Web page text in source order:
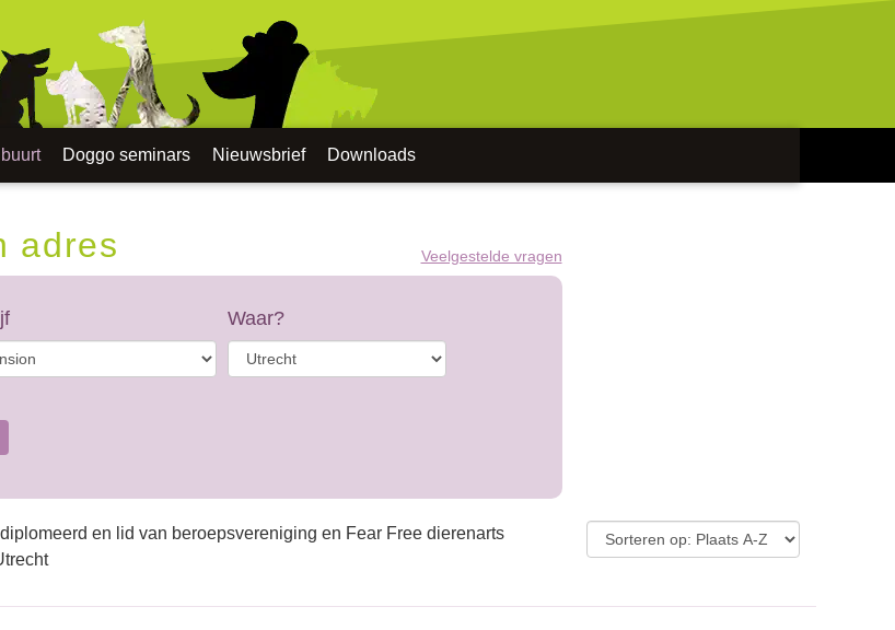
Doggo seminars Nieuwsbrief Downloads
adres Veelgestelde vragen
Waar?
en lid van beroepsvereniging en Fear Free dierenarts